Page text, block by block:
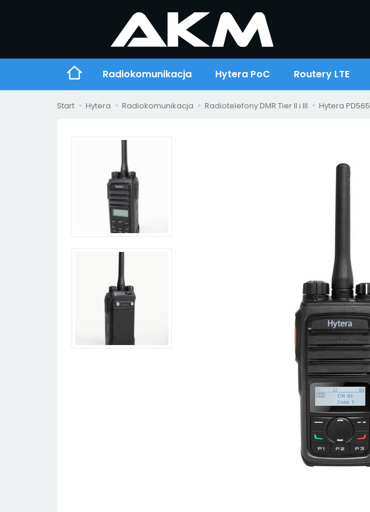
Radiokomunikacja Hytera PoC Routery LTE
Start Hytera Radiokomunikacja Radiotelefony DMR Tier II i III Hytera PD565